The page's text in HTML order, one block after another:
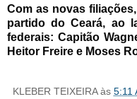
Com as novas
partido do Ceará, ao
federais: Capitão
Heitor Freire e Moses
KLEBER TEIXEIRA às 5:11